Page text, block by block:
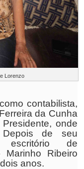
Lorenzo
contabilista,
da Cunha
onde
de seu
escritório de
Marinho Ribeiro
anos.